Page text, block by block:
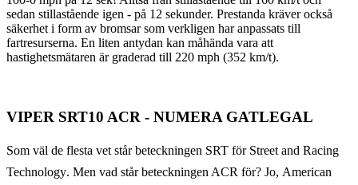
sedan stillastående igen - på 12 sekunder. Prestanda kräver också
säkerhet i form av bromsar som verkligen har anpassats till
fartresurserna. En liten antydan kan måhända vara att
hastighetsmätaren är graderad till 220 mph (352 km/t).
VIPER SRT10 ACR - NUMERA GATLEGAL
Som väl de flesta vet står beteckningen SRT för Street and Racing
Technology. Men vad står beteckningen ACR för? Jo, American